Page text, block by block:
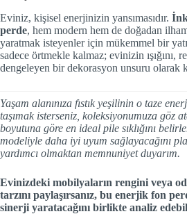
Eviniz, kişisel enerjinizin yansımasıdır.
perde, hem modern hem de doğadan
yaratmak isteyenler için mükemmel bir
sadece örtmekle kalmaz; evinizin ışığını,
dengeleyen bir dekorasyon unsuru olarak
Yaşam alanınıza fıstık yeşilinin o taze
taşımak isterseniz, koleksiyonumuza göz
boyutuna göre en ideal pile sıklığını
modeliyle daha iyi uyum sağlayacağını
yardımcı olmaktan memnuniyet duyarım.
Evinizdeki mobilyaların rengini veya
tarzını paylaşırsanız, bu enerjik fon
sinerji yaratacağını birlikte analiz